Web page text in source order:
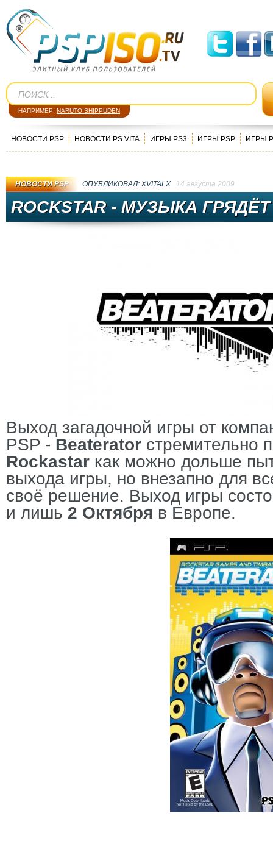
НАПРИМЕР: NARUTO SHIPPUDEN
НОВОСТИ PSP НОВОСТИ PS VITA ИГРЫ PS3 ИГРЫ PSP ИГРЫ
НОВОСТИ PSP ОПУБЛИКОВАЛ: XVITALX 14 августа 2009
ROCKSTAR - МУЗЫКА ГРЯДЁТ
Выход загадочной игры от
PSP - Beaterator стремительно
Rockastar как можно дольше
выхода игры, но внезапно для
своё решение. Выход игры
и лишь 2 Октября в Европе.